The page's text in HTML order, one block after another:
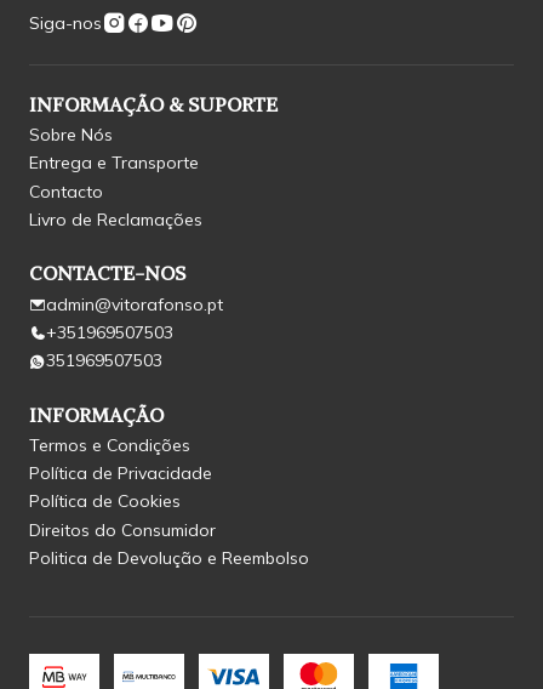
Siga-nos
INFORMAÇÃO & SUPORTE
Sobre Nós
Entrega e Transporte
Contacto
Livro de Reclamações
CONTACTE-NOS
admin@vitorafonso.pt
+351969507503
351969507503
INFORMAÇÃO
Termos e Condições
Política de Privacidade
Política de Cookies
Direitos do Consumidor
Politica de Devolução e Reembolso